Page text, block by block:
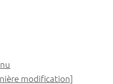
modification]